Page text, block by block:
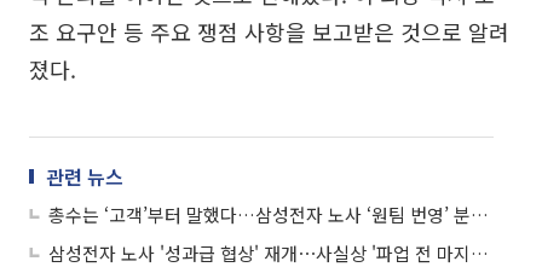
조 요구안 등 주요 쟁점 사항을 보고받은 것으로 알려
졌다.
관련 뉴스
총수는 ‘고객’부터 말했다…삼성전자 노사 ‘원팀 번영’ 분수령
삼성전자 노사 '성과급 협상' 재개⋯사실상 '파업 전 마지막' 대화